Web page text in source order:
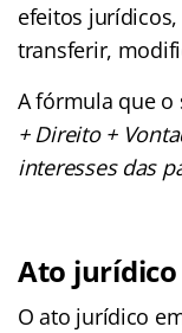
efeitos
transferir,
A fórmula que o
+ Direito +
interesses das
Ato
O ato jurídico